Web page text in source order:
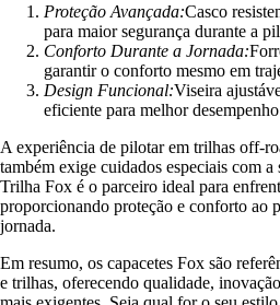
Proteção Avançada:Casco
para maior segurança durante a
Conforto Durante a Jornada:
garantir o conforto mesmo em
Design Funcional:Viseira
eficiente para melhor
A experiência de pilotar em trilhas off-
também exige cuidados especiais com
Trilha Fox é o parceiro ideal para
proporcionando proteção e conforto ao
jornada.
Em resumo, os capacetes Fox são
e trilhas, oferecendo qualidade,